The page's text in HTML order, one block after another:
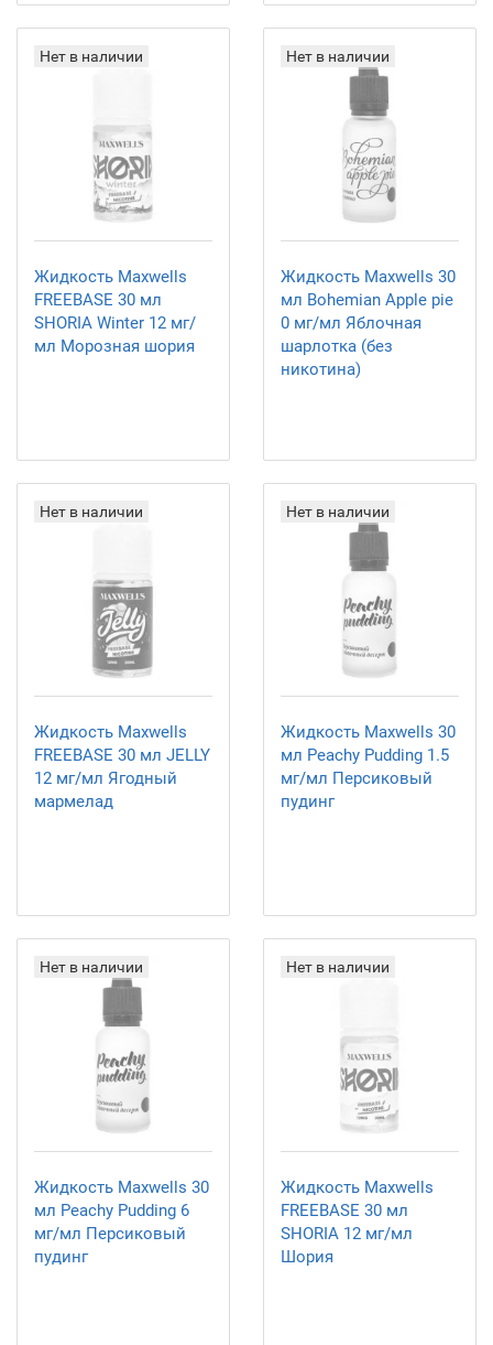
Нет в наличии
Жидкость Maxwells
FREEBASE 30 мл
SHORIA Winter 12 мг/
мл Морозная шория
Нет в наличии
Жидкость Maxwells 30
мл Bohemian Apple pie
0 мг/мл Яблочная
шарлотка (без
никотина)
Нет в наличии
Жидкость Maxwells
FREEBASE 30 мл JELLY
12 мг/мл Ягодный
мармелад
Нет в наличии
Жидкость Maxwells 30
мл Peachy Pudding 1.5
мг/мл Персиковый
пудинг
Нет в наличии
Жидкость Maxwells 30
мл Peachy Pudding 6
мг/мл Персиковый
пудинг
Нет в наличии
Жидкость Maxwells
FREEBASE 30 мл
SHORIA 12 мг/мл
Шория